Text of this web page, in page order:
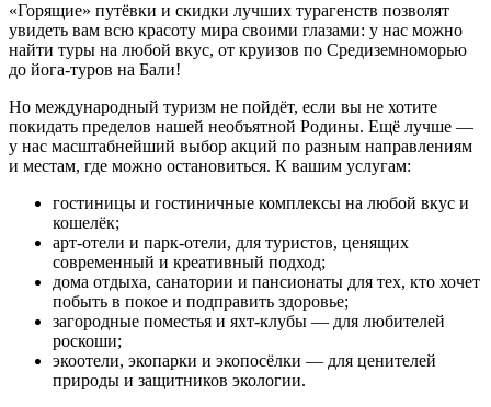
«Горящие» путёвки и скидки лучших турагенств позволят
увидеть вам всю красоту мира своими глазами: у нас можно
найти туры на любой вкус, от круизов по Средиземноморью
до йога-туров на Бали!
Но международный туризм не пойдёт, если вы не хотите
покидать пределов нашей необъятной Родины. Ещё лучше —
у нас масштабнейший выбор акций по разным направлениям
и местам, где можно остановиться. К вашим услугам:
гостиницы и гостиничные комплексы на любой вкус и
кошелёк;
арт-отели и парк-отели, для туристов, ценящих
современный и креативный подход;
дома отдыха, санатории и пансионаты для тех, кто хочет
побыть в покое и подправить здоровье;
загородные поместья и яхт-клубы — для любителей
роскоши;
экоотели, экопарки и экопосёлки — для ценителей
природы и защитников экологии.